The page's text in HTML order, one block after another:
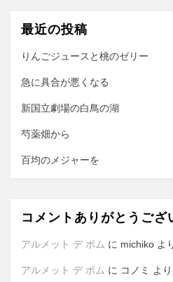
シ
ョ
ン
最近の投稿
りんごジュースと桃のゼリー
急に具合が悪くなる
新国立劇場の白鳥の湖
芍薬畑から
百均のメジャーを
コメントありがとうござ
アルメット デ ポム に michiko よ
アルメット デ ポム に コノミ より